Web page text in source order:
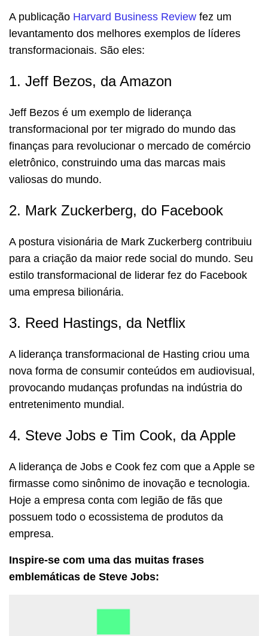
A publicação Harvard Business Review fez um
levantamento dos melhores exemplos de líderes
transformacionais. São eles:
1. Jeff Bezos, da Amazon
Jeff Bezos é um exemplo de liderança
transformacional por ter migrado do mundo das
finanças para revolucionar o mercado de comércio
eletrônico, construindo uma das marcas mais
valiosas do mundo.
2. Mark Zuckerberg, do Facebook
A postura visionária de Mark Zuckerberg contribuiu
para a criação da maior rede social do mundo. Seu
estilo transformacional de liderar fez do Facebook
uma empresa bilionária.
3. Reed Hastings, da Netflix
A liderança transformacional de Hasting criou uma
nova forma de consumir conteúdos em audiovisual,
provocando mudanças profundas na indústria do
entretenimento mundial.
4. Steve Jobs e Tim Cook, da Apple
A liderança de Jobs e Cook fez com que a Apple se
firmasse como sinônimo de inovação e tecnologia.
Hoje a empresa conta com legião de fãs que
possuem todo o ecossistema de produtos da
empresa.
Inspire-se com uma das muitas frases
emblemáticas de Steve Jobs: